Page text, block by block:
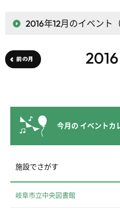
2016年12月のイベント
前の月
今月の イベントカ
施設でさがす
岐阜市立中央図書館